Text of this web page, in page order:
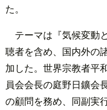
た。
テーマは『気候変動
聴者を含め、国内外の
加した。世界宗教者平
員会会長の庭野日鑛会
の顧問を務め、同副実